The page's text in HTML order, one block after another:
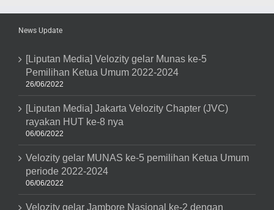
News Update
[Liputan Media] Velozity gelar Munas ke-5
Pemilihan Ketua Umum 2022-2024
26/06/2022
[Liputan Media] Jakarta Velozity Chapter (JVC)
rayakan HUT ke-8 nya
06/06/2022
Velozity gelar MUNAS ke-5 pemilihan Ketua Umum
periode 2022-2024
06/06/2022
Velozity gelar Jambore Nasional ke-2 dengan